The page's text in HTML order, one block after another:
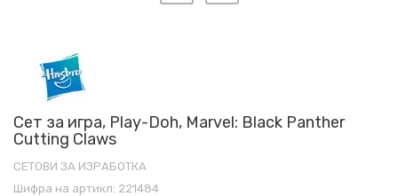
Сет за игра, Play-Doh, Marvel: Black Panther
Cutting Claws
СЕТОВИ ЗА ИЗРАБОТКА
Шифра на артикл: 221484